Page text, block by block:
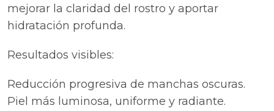
mejorar la claridad del rostro y aportar
hidratación profunda.
Resultados visibles:
Reducción progresiva de manchas oscuras.
Piel más luminosa, uniforme y radiante.